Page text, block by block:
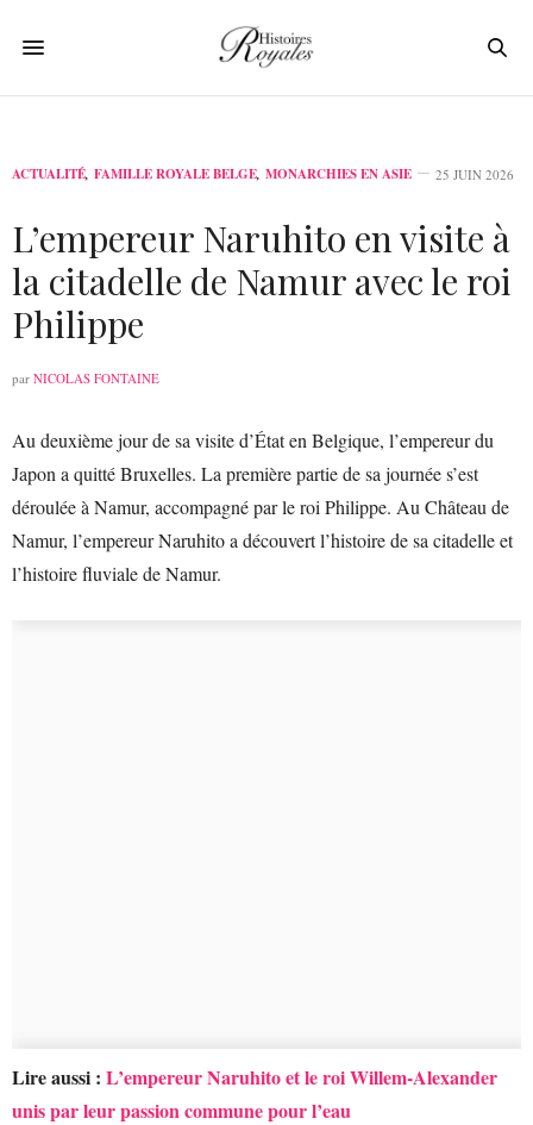
ACTUALITÉ, FAMILLE ROYALE BELGE, MONARCHIES EN ASIE 25 JUIN 2026
L’empereur Naruhito en visite à
la citadelle de Namur avec le roi
Philippe
par NICOLAS FONTAINE
Au deuxième jour de sa visite d’État en Belgique, l’empereur du
Japon a quitté Bruxelles. La première partie de sa journée s’est
déroulée à Namur, accompagné par le roi Philippe. Au Château de
Namur, l’empereur Naruhito a découvert l’histoire de sa citadelle et
l’histoire fluviale de Namur.
Lire aussi : L’empereur Naruhito et le roi Willem-Alexander
unis par leur passion commune pour l’eau